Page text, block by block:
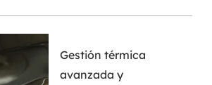
Gestión térmica
avanzada y